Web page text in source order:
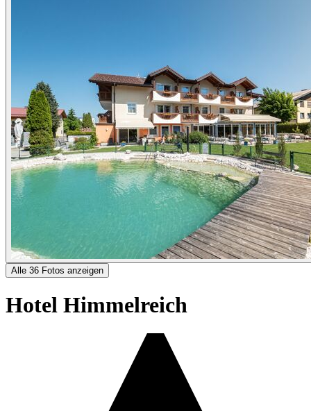
Alle 36 Fotos anzeigen
Hotel Himmelreich